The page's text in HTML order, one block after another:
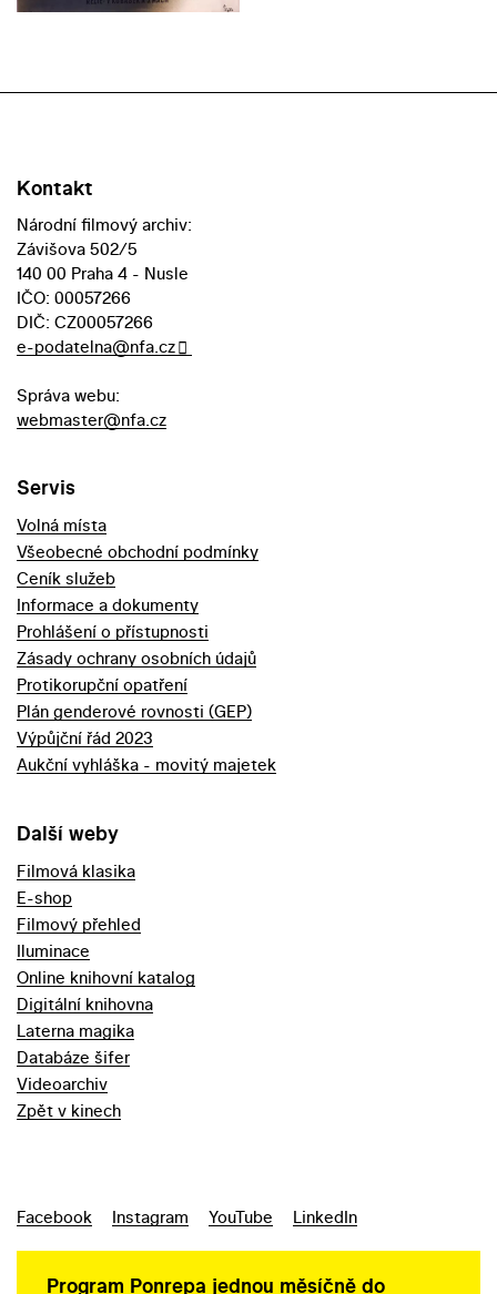
Kontakt
Národní filmový archiv:
Závišova 502/5
140 00 Praha 4 - Nusle
IČO: 00057266
DIČ: CZ00057266
e-podatelna@nfa.cz
Správa webu:
webmaster@nfa.cz
Servis
Volná místa
Všeobecné obchodní podmínky
Ceník služeb
Informace a dokumenty
Prohlášení o přístupnosti
Zásady ochrany osobních údajů
Protikorupční opatření
Plán genderové rovnosti (GEP)
Výpůjční řád 2023
Aukční vyhláška - movitý majetek
Další weby
Filmová klasika
E-shop
Filmový přehled
Iluminace
Online knihovní katalog
Digitální knihovna
Laterna magika
Databáze šifer
Videoarchiv
Zpět v kinech
Facebook Instagram YouTube LinkedIn
Program Ponrepa jednou měsíčně do